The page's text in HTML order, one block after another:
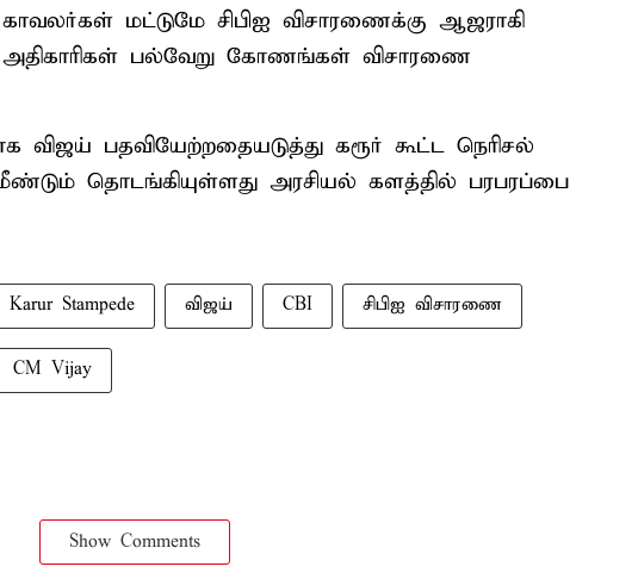
மட்டுமே சிபிஐ விசாரணைக்கு ஆஜராகி
பல்வேறு கோணங்கள் விசாரணை
விஜய் பதவியேற்றதையடுத்து கரூர் கூட்ட நெரிசல்
தொடங்கியுள்ளது அரசியல் களத்தில் பரபரப்பை
Karur Stampede விஜய் CBI சிபிஐ விசாரணை
CM Vijay
Show Comments